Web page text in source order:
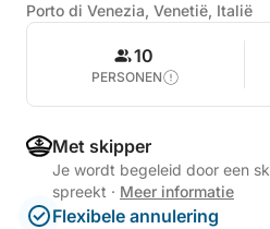
Porto di Venezia, Venetië, Italië
10
PERSONEN
Met skipper
Je wordt begeleid door een
spreekt · Meer informatie
Flexibele annulering